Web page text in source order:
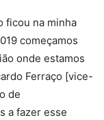
ficou na minha
começamos
onde estamos
Ferraço [vice-
de
a fazer esse